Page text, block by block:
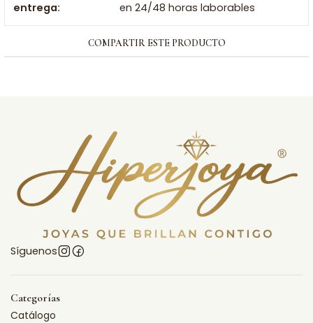
entrega:
en 24/48 horas laborables
COMPARTIR ESTE PRODUCTO
Síguenos
Categorías
Catálogo